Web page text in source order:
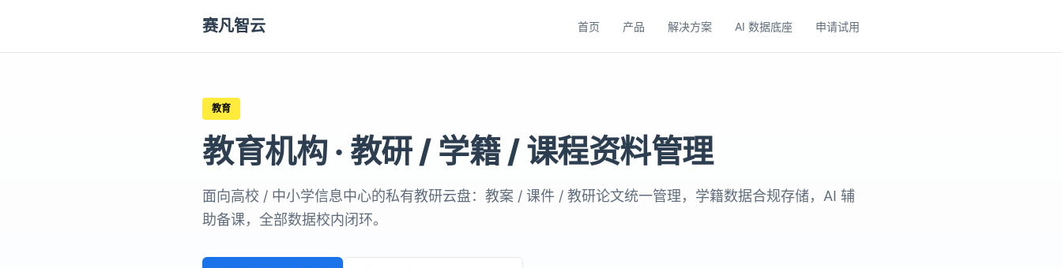
赛凡智云 首页 产品 解决方案 AI 数据底座 申请试用
教育
教育机构 · 教研 / 学籍 / 课程资料管理
面向高校 / 中小学信息中心的私有教研云盘：教案 / 课件 / 教研论文统一管理，学籍数据合规存储，AI 辅
助备课，全部数据校内闭环。